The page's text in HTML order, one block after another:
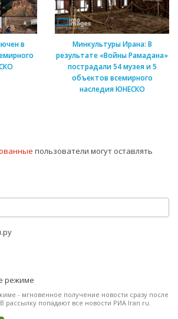
в
Минкультуры Ирана: В
результате «Войны Рамадана»
пострадали 54 музея и 5
объектов всемирного
наследия ЮНЕСКО
пользователи могут оставлять
режиме
- мгновенное получение новости сразу после
рассылку попадают все новости РИА Iran.ru.